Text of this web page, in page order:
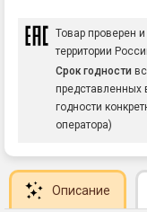
Товар проверен
территории
Срок годности
представленных
годности
оператора)
Описание